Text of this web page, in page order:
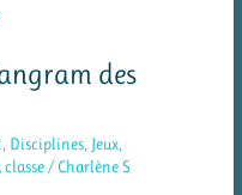
des
, Disciplines, Jeux,
/ Charlène S